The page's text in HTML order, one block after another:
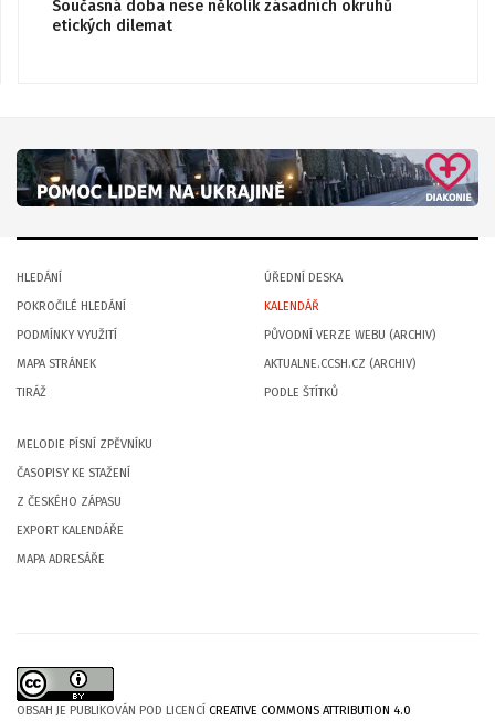
Současná doba nese několik zásadních okruhů
etických dilemat
HLEDÁNÍ
POKROČILÉ HLEDÁNÍ
PODMÍNKY VYUŽITÍ
MAPA STRÁNEK
TIRÁŽ
ÚŘEDNÍ DESKA
KALENDÁŘ
PŮVODNÍ VERZE WEBU (ARCHIV)
AKTUALNE.CCSH.CZ (ARCHIV)
PODLE ŠTÍTKŮ
MELODIE PÍSNÍ ZPĚVNÍKU
ČASOPISY KE STAŽENÍ
Z ČESKÉHO ZÁPASU
EXPORT KALENDÁŘE
MAPA ADRESÁŘE
OBSAH JE PUBLIKOVÁN POD LICENCÍ CREATIVE COMMONS ATTRIBUTION 4.0